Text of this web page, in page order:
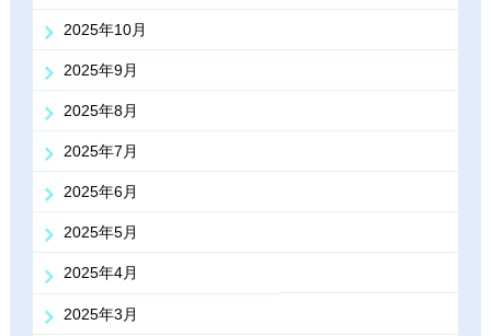
2025年10月
2025年9月
2025年8月
2025年7月
2025年6月
2025年5月
2025年4月
2025年3月